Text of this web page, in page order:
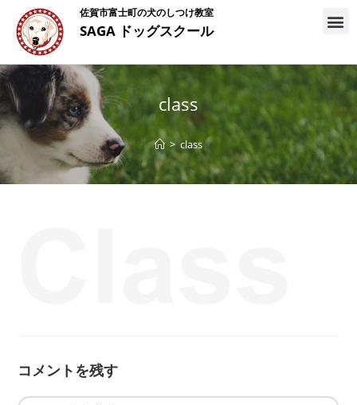
佐賀市富士町の犬のしつけ教室
SAGA ドッグスクール
class
> class
コメントを残す